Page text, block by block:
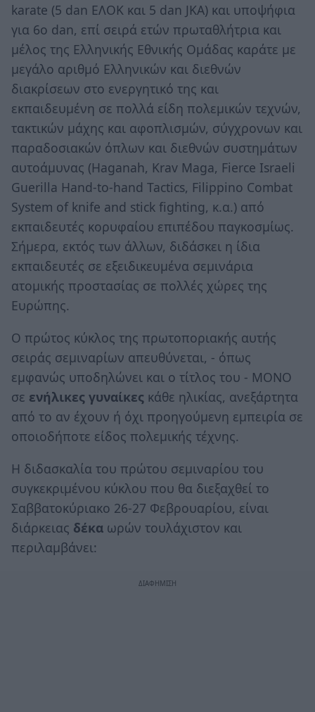
karate (5 dan ΕΛΟΚ και 5 dan JKA) και υποψήφια
για 6ο dan, επί σειρά ετών πρωταθλήτρια και
μέλος της Ελληνικής Εθνικής Ομάδας καράτε με
μεγάλο αριθμό Ελληνικών και διεθνών
διακρίσεων στο ενεργητικό της και
εκπαιδευμένη σε πολλά είδη πολεμικών τεχνών,
τακτικών μάχης και αφοπλισμών, σύγχρονων και
παραδοσιακών όπλων και διεθνών συστημάτων
αυτοάμυνας (Ηaganah, Krav Maga, Fierce Israeli
Guerilla Hand-to-hand Tactics, Filippino Combat
System of knife and stick fighting, κ.α.) από
εκπαιδευτές κορυφαίου επιπέδου παγκοσμίως.
Σήμερα, εκτός των άλλων, διδάσκει η ίδια
εκπαιδευτές σε εξειδικευμένα σεμινάρια
ατομικής προστασίας σε πολλές χώρες της
Ευρώπης.
Ο πρώτος κύκλος της πρωτοποριακής αυτής
σειράς σεμιναρίων απευθύνεται, - όπως
εμφανώς υποδηλώνει και ο τίτλος του - ΜΟΝΟ
σε ενήλικες γυναίκες κάθε ηλικίας, ανεξάρτητα
από το αν έχουν ή όχι προηγούμενη εμπειρία σε
οποιοδήποτε είδος πολεμικής τέχνης.
Η διδασκαλία του πρώτου σεμιναρίου του
συγκεκριμένου κύκλου που θα διεξαχθεί το
Σαββατοκύριακο 26-27 Φεβρουαρίου, είναι
διάρκειας δέκα ωρών τουλάχιστον και
περιλαμβάνει: